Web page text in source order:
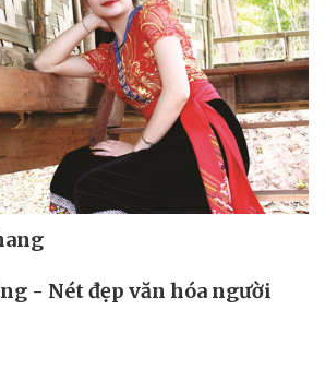
- Nét đẹp văn hóa người